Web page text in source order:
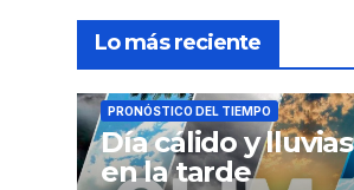
Lo más reciente
PRONÓSTICO DEL TIEMPO
Día cálido y lluvias
en la tarde